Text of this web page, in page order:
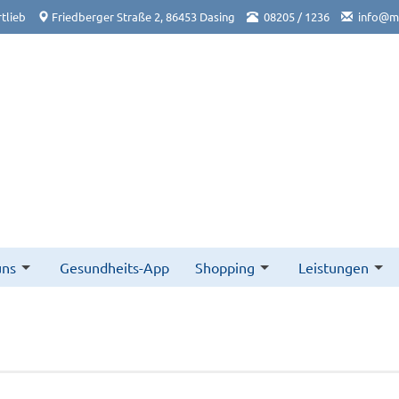
Friedberger Straße 2, 86453 Dasing 08205 / 1236
Gesundheits-App Shopping Leistungen